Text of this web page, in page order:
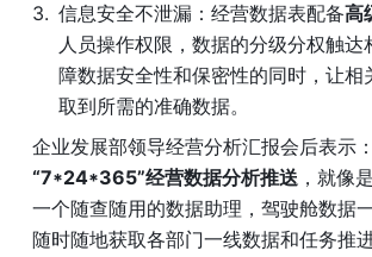
信息安全不泄漏：经营数据表配备高
人员操作权限，数据的分级分权触达
障数据安全性和保密性的同时，让相
取到所需的准确数据。
企业发展部领导经营分析汇报会后表示
“7*24*365”经营数据分析推送 ，就像
一个随查随用的数据助理，驾驶舱数据
随时随地获取各部门一线数据和任务推